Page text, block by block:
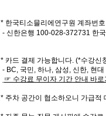
* 한국티소믈리에연구원 계좌번호
- 신한은행 100-028-372731 한
* 카드 결제 가능합니다. (*수강신
- BC, 국민, 하나, 삼성, 신한, 현
☞ 수강료 무이자 기간 안내 바로
* 주차 공간이 협소하오니 가급적